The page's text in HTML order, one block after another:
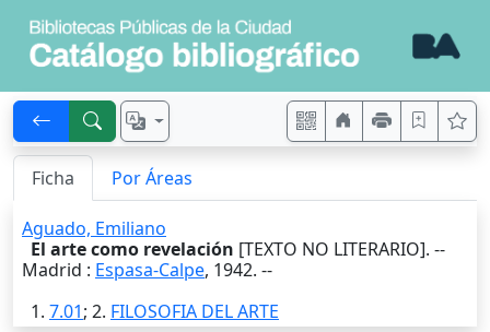
Ficha Por Áreas
Aguado, Emiliano
El arte como revelación [TEXTO NO LITERARIO]. --
Madrid : Espasa-Calpe, 1942. --
1. 7.01; 2. FILOSOFIA DEL ARTE